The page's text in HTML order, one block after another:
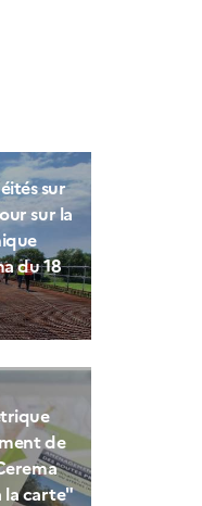
sur
sur la
du 18
de
la carte"